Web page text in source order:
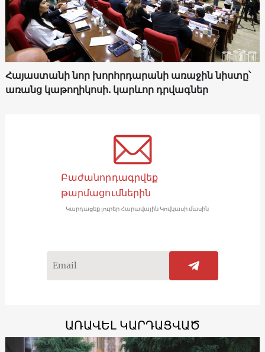
Հայաստանի նոր խորհրդարանի առաջին նիստը՝
առանց կաթողիկոսի. կարևոր դրվագներ
Բաժանորդագրվեք
թարմացումներին
Կարդացեք լուրեր Հարավային Կովկասի մասին
ԱՌԱՎԵԼ ԿԱՐԴԱՑՎԱԾ